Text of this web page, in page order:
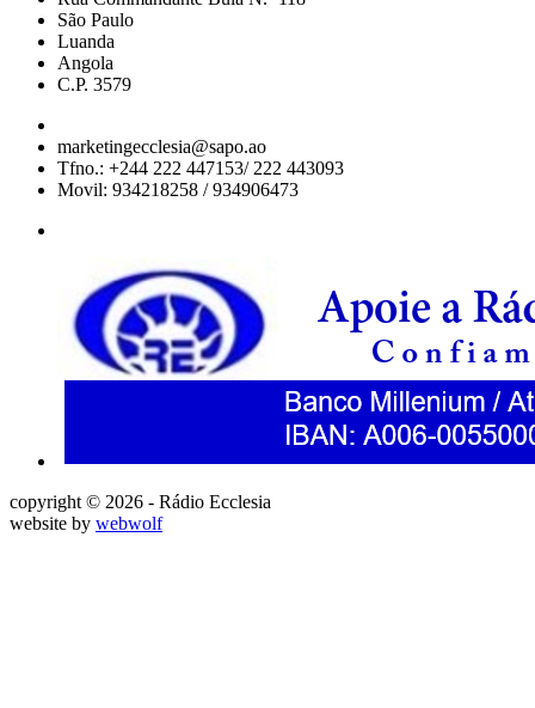
São Paulo
Luanda
Angola
C.P. 3579
marketingecclesia@sapo.ao
Tfno.: +244 222 447153/ 222 443093
Movil: 934218258 / 934906473
copyright © 2026 - Rádio Ecclesia
website by webwolf